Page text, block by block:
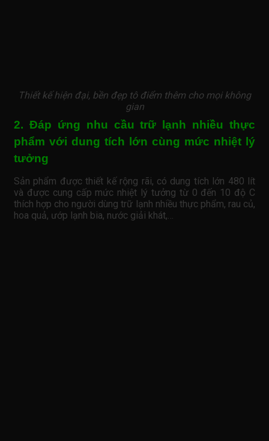
Thiết kế hiện đại, bền đẹp tô điểm thêm cho mọi không
gian
2. Đáp ứng nhu cầu trữ lạnh nhiều thực
phẩm với dung tích lớn cùng mức nhiệt lý
tưởng
Sản phẩm được thiết kế rộng rãi, có dung tích lớn 480 lít
và được cung cấp mức nhiệt lý tưởng từ 0 đến 10 độ C
thích hợp cho người dùng trữ lạnh nhiều thực phẩm, rau củ,
hoa quả, ướp lạnh bia, nước giải khát,…